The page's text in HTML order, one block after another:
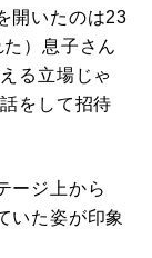
開いたのは23
）息子さん
る立場じゃ
をして招待
ージ上から
いた姿が印象